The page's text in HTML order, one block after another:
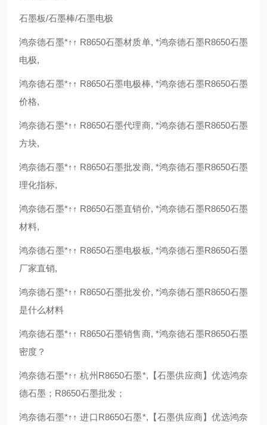
石墨板/石墨棒/石墨电极
鸿奈德石墨*↑↑ R8650石墨材质单, *鸿奈德石墨R8650石墨
电极,
鸿奈德石墨*↑↑ R8650石墨电极棒, *鸿奈德石墨R8650石墨
价格,
鸿奈德石墨*↑↑ R8650石墨代理商, *鸿奈德石墨R8650石墨
方块,
鸿奈德石墨*↑↑ R8650石墨批发商, *鸿奈德石墨R8650石墨
理化指标,
鸿奈德石墨*↑↑ R8650石墨直销价, *鸿奈德石墨R8650石墨
材料,
鸿奈德石墨*↑↑ R8650石墨电极板, *鸿奈德石墨R8650石墨
厂家直销,
鸿奈德石墨*↑↑ R8650石墨批发价, *鸿奈德石墨R8650石墨
是什么材料
鸿奈德石墨*↑↑ R8650石墨销售商, *鸿奈德石墨R8650石墨
密度？
鸿奈德石墨*↑↑ 杭州R8650石墨*,【石墨供应商】优选鸿奈
德石墨；R8650石墨批发；
鸿奈德石墨*↑↑ 进口R8650石墨*,【石墨供应商】优选鸿奈